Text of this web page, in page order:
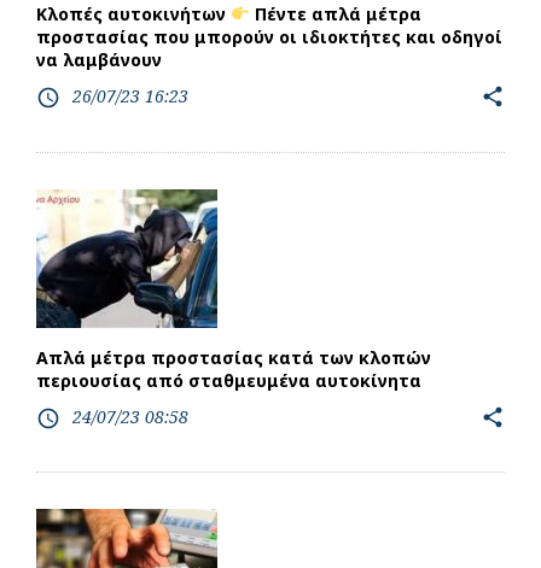
Κλοπές αυτοκινήτων
Πέντε απλά μέτρα
προστασίας που μπορούν οι ιδιοκτήτες και οδηγοί
να λαμβάνουν
access_time 26/07/23 16:23 share
Απλά μέτρα προστασίας κατά των κλοπών
περιουσίας από σταθμευμένα αυτοκίνητα
access_time 24/07/23 08:58 share